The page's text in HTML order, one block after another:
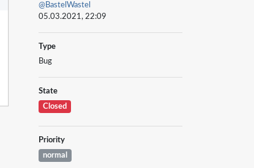
@BastelWastel
05.03.2021, 22:09
Type
Bug
State
Closed
Priority
normal